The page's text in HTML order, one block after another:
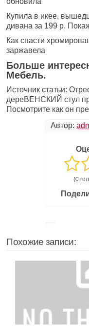
Купила в икее,
дивана за 199 р.
Как спасти
заржавела
Больше
Мебель.
Источник статьи:
дереВЕНСКИЙ стул
Посмотрите как он
Автор:
(0
Похожие записи: